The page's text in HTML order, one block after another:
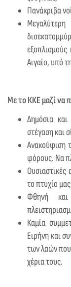
Πανάκριβα
Αιγαίο, υπό
Με το ΚΚΕ μαζί να
Δημόσια
στέγαση και
Ανακούφιση
φόρους. Να
Ουσιαστικές
το πτυχίο
Φθηνή
Καμία
Ειρήνη και
των λαών
χέρια τους.